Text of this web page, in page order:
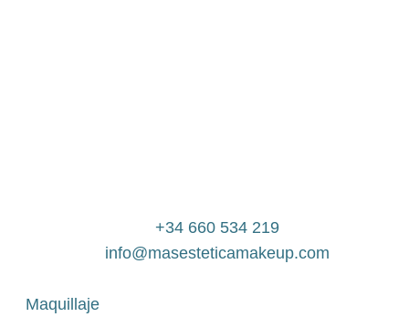
+34 660 534 219
info@masesteticamakeup.com
Maquillaje